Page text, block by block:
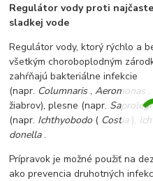
Regulátor vody proti
sladkej vode
Regulátor vody, ktorý rýchlo a
všetkým choroboplodným
zahŕňajú bakteriálne infekcie
(napr. Columnaris ,Aeromonas ,
žiabrov), plesne (napr.
(napr. Ichthyobodo( Costia ),
donella.
Prípravok je možné použiť na
ako prevencia druhotných